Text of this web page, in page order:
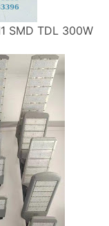
SMD TDL 300W